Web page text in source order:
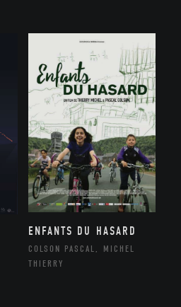
ENFANTS DU HASARD
COLSON PASCAL, MICHEL
THIERRY